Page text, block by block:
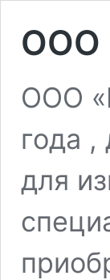
ООО
года
для